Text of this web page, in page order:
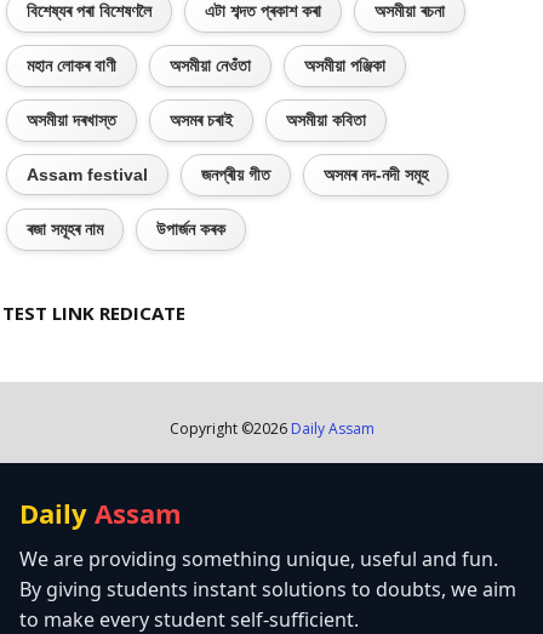
বিশেষ্যৰ পৰা বিশেষণলৈ এটা শব্দত প্ৰকাশ কৰা অসমীয়া ৰচনা
মহান লোকৰ বাণী অসমীয়া নেওঁতা অসমীয়া পঞ্জিকা
অসমীয়া দৰখাস্ত অসমৰ চৰাই অসমীয়া কবিতা
Assam festival জনপ্ৰীয় গীত অসমৰ নদ-নদী সমূহ
ৰজা সমূহৰ নাম উপাৰ্জন কৰক
TEST LINK REDICATE
Copyright ©2026 Daily Assam
Daily Assam
We are providing something unique, useful and fun.
By giving students instant solutions to doubts, we aim
to make every student self-sufficient.